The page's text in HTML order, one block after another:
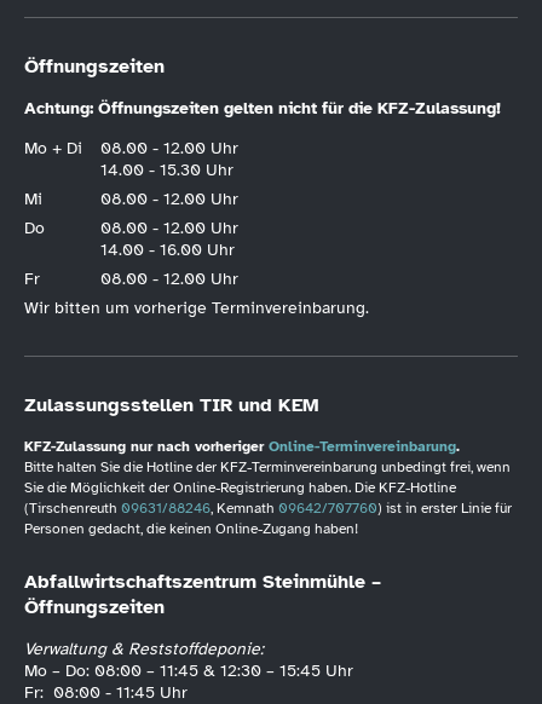
Öffnungszeiten
Achtung: Öffnungszeiten gelten nicht für die KFZ-Zulassung!
Mo + Di
08.00 - 12.00 Uhr
14.00 - 15.30 Uhr
Mi
08.00 - 12.00 Uhr
Do
08.00 - 12.00 Uhr
14.00 - 16.00 Uhr
Fr
08.00 - 12.00 Uhr
Wir bitten um vorherige Terminvereinbarung.
Zulassungsstellen TIR und KEM
KFZ-Zulassung nur nach vorheriger Online-Terminvereinbarung.
Bitte halten Sie die Hotline der KFZ-Terminvereinbarung unbedingt frei, wenn
Sie die Möglichkeit der Online-Registrierung haben. Die KFZ-Hotline
(Tirschenreuth 09631/88246, Kemnath 09642/707760) ist in erster Linie für
Personen gedacht, die keinen Online-Zugang haben!
Abfallwirtschaftszentrum Steinmühle –
Öffnungszeiten
Verwaltung & Reststoffdeponie:
Mo – Do: 08:00 – 11:45 & 12:30 – 15:45 Uhr
Fr: 08:00 - 11:45 Uhr